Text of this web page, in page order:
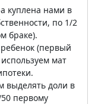
куплена нами в
по 1/2
браке).
(первый
мат
выделять доли в
первому